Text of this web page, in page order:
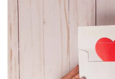
Yusuke
外資系コンサルティ
学院に勤務。年間300
オススメできる本だ
す。著書『投資